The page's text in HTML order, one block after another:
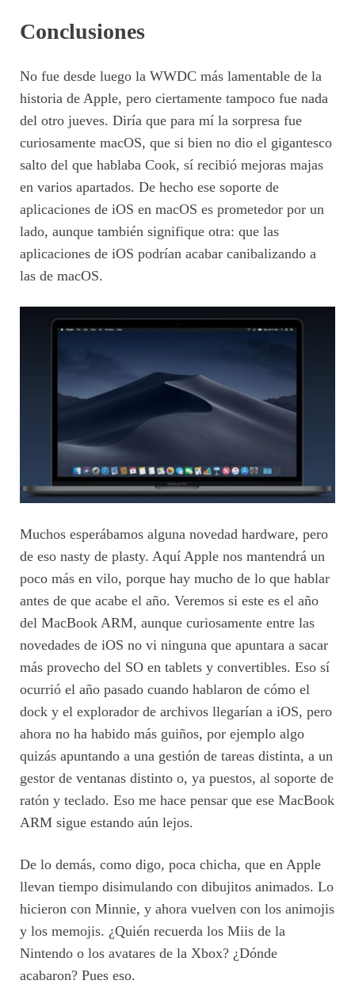
Conclusiones
No fue desde luego la WWDC más lamentable de la
historia de Apple, pero ciertamente tampoco fue nada
del otro jueves. Diría que para mí la sorpresa fue
curiosamente macOS, que si bien no dio el gigantesco
salto del que hablaba Cook, sí recibió mejoras majas
en varios apartados. De hecho ese soporte de
aplicaciones de iOS en macOS es prometedor por un
lado, aunque también signifique otra: que las
aplicaciones de iOS podrían acabar canibalizando a
las de macOS.
Muchos esperábamos alguna novedad hardware, pero
de eso nasty de plasty. Aquí Apple nos mantendrá un
poco más en vilo, porque hay mucho de lo que hablar
antes de que acabe el año. Veremos si este es el año
del MacBook ARM, aunque curiosamente entre las
novedades de iOS no vi ninguna que apuntara a sacar
más provecho del SO en tablets y convertibles. Eso sí
ocurrió el año pasado cuando hablaron de cómo el
dock y el explorador de archivos llegarían a iOS, pero
ahora no ha habido más guiños, por ejemplo algo
quizás apuntando a una gestión de tareas distinta, a un
gestor de ventanas distinto o, ya puestos, al soporte de
ratón y teclado. Eso me hace pensar que ese MacBook
ARM sigue estando aún lejos.
De lo demás, como digo, poca chicha, que en Apple
llevan tiempo disimulando con dibujitos animados. Lo
hicieron con Minnie, y ahora vuelven con los animojis
y los memojis. ¿Quién recuerda los Miis de la
Nintendo o los avatares de la Xbox? ¿Dónde
acabaron? Pues eso.